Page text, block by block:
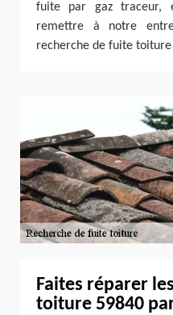
fuite par gaz traceur,
remettre à notre
recherche de fuite toiture
Faites réparer
toiture 59840